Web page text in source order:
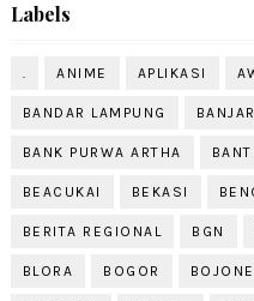
Labels
. ANIME APLIKASI
BANDAR LAMPUNG
BANK PURWA ARTHA
BEACUKAI BEKASI
BERITA REGIONAL BGN
BLORA BOGOR